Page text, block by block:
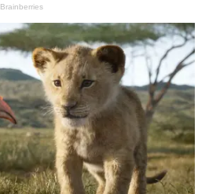
Brainberries